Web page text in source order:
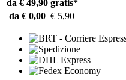
da € 49,90 gratis*
da € 0,00 € 5,90